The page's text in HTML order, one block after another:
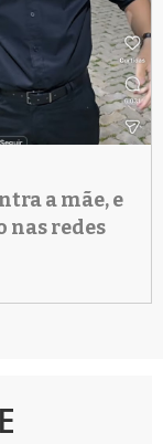
a mãe, e
nas redes